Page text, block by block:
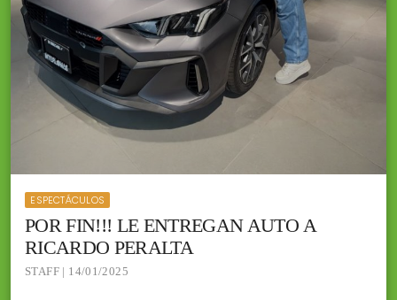
ESPECTÁCULOS
POR FIN!!! LE ENTREGAN AUTO A
RICARDO PERALTA
STAFF | 14/01/2025